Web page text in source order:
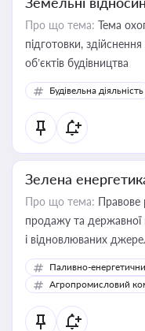
Про що тема: Тема
підготовки,
об’єктів будівництва
Будівельна діяльність
Зелена
Про що тема: Правове
продажу та державної
і відновлюваних
Паливно-
Агропромисловий